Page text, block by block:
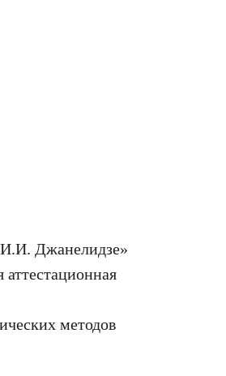
И.И. Джанелидзе»
методов